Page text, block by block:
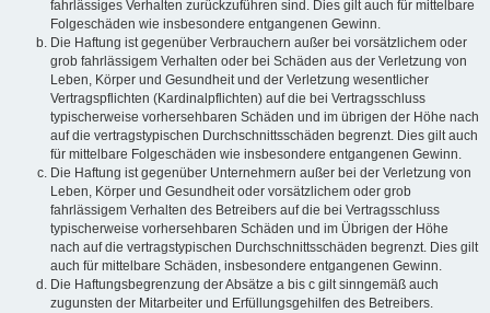
fahrlässiges Verhalten zurückzuführen sind. Dies gilt auch für mittelbare
Folgeschäden wie insbesondere entgangenen Gewinn.
Die Haftung ist gegenüber Verbrauchern außer bei vorsätzlichem oder
grob fahrlässigem Verhalten oder bei Schäden aus der Verletzung von
Leben, Körper und Gesundheit und der Verletzung wesentlicher
Vertragspflichten (Kardinalpflichten) auf die bei Vertragsschluss
typischerweise vorhersehbaren Schäden und im übrigen der Höhe nach
auf die vertragstypischen Durchschnittsschäden begrenzt. Dies gilt auch
für mittelbare Folgeschäden wie insbesondere entgangenen Gewinn.
Die Haftung ist gegenüber Unternehmern außer bei der Verletzung von
Leben, Körper und Gesundheit oder vorsätzlichem oder grob
fahrlässigem Verhalten des Betreibers auf die bei Vertragsschluss
typischerweise vorhersehbaren Schäden und im Übrigen der Höhe
nach auf die vertragstypischen Durchschnittsschäden begrenzt. Dies gilt
auch für mittelbare Schäden, insbesondere entgangenen Gewinn.
Die Haftungsbegrenzung der Absätze a bis c gilt sinngemäß auch
zugunsten der Mitarbeiter und Erfüllungsgehilfen des Betreibers.